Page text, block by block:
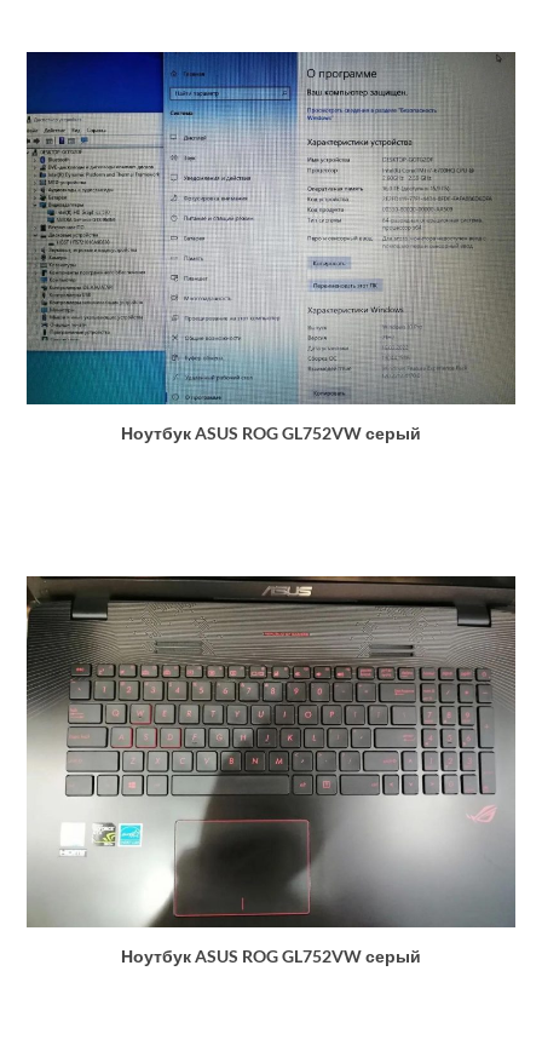
Ноутбук ASUS ROG GL752VW серый
Ноутбук ASUS ROG GL752VW серый